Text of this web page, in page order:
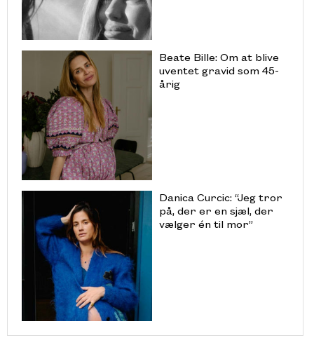
Beate Bille: Om at blive
uventet gravid som 45-
årig
Danica Curcic: “Jeg tror
på, der er en sjæl, der
vælger én til mor”